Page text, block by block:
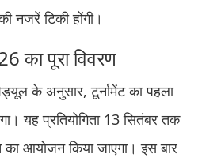
नजरें टिकी होंगी।
का पूरा विवरण
के अनुसार, टूर्नामेंट का पहला
यह प्रतियोगिता 13 सितंबर तक
आयोजन किया जाएगा। इस बार